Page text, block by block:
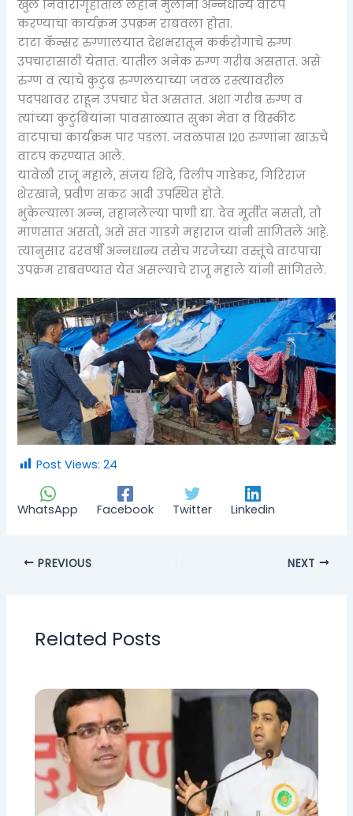
खुले निवारागृहातील लहान मुलांना अन्नधान्य वाटप
करण्याचा कार्यक्रम उपक्रम राबवला होता.
टाटा कॅन्सर रुग्णालयात देशभरातून कर्करोगाचे रुग्ण
उपचारासाठी येतात. यातील अनेक रुग्ण गरीब असतात. असे
रुग्ण व त्यांचे कुटुंब रुग्णलयाच्या जवळ रस्त्यावरील
पदपथावर राहून उपचार घेत असतात. अशा गरीब रुग्ण व
त्यांच्या कुटुंबियांना पावसाळ्यात सुका मेवा व बिस्कीट
वाटपाचा कार्यक्रम पार पडला. जवळपास 120 रुग्णांना खाऊचे
वाटप करण्यात आले.
यावेळी राजू महाले, संजय शिंदे, दिलीप गाडेकर, गिरिराज
शेरखाने, प्रवीण सकट आदी उपस्थित होते.
भुकेल्याला अन्न, तहानलेल्या पाणी द्या. देव मूर्तीत नसतो, तो
माणसात असतो, असे संत गाडगे महाराज यांनी सांगितले आहे.
त्यानुसार दरवर्षी अन्नधान्य तसेच गरजेच्या वस्तूंचे वाटपाचा
उपक्रम राबवण्यात येत असल्याचे राजू महाले यांनी सांगितले.
Post Views: 24
WhatsApp Facebook Twitter Linkedin
PREVIOUS NEXT
Related Posts